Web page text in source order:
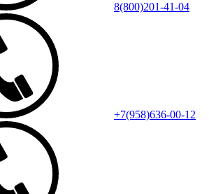
8(800)201-41-04
+7(958)636-00-12